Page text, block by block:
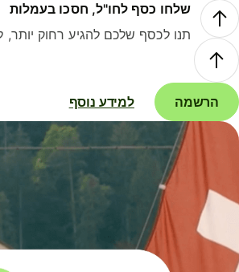
שלחו כסף לחו"ל, חסכו בעמלות
תנו לכסף שלכם להגיע רחוק יותר,
הרשמה למידע נוסף